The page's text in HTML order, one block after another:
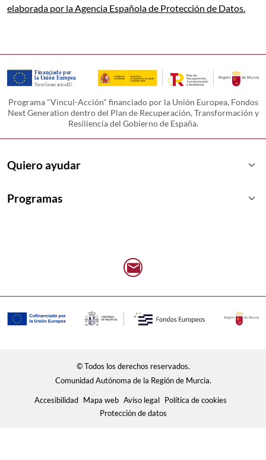
elaborada por la Agencia Española de Protección de Datos.
Programa "Vincul-Acción" financiado por la Unión Europea, Fondos
Next Generation dentro del Plan de Recuperación, Transformación y
Resiliencia del Gobierno de España.
Quiero ayudar keyboard_arrow_down
Programas keyboard_arrow_down
© Todos los derechos reservados.
Comunidad Autónoma de la Región de Murcia.
Accesibilidad Mapa web Aviso legal Política de cookies
Protección de datos